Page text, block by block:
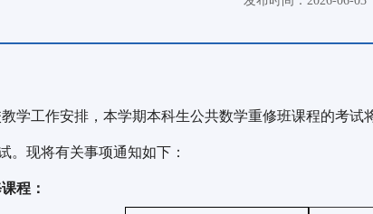
学工作安排，本学期本科生公共数学重修班课程的考试
。现将有关事项通知如下：
程：